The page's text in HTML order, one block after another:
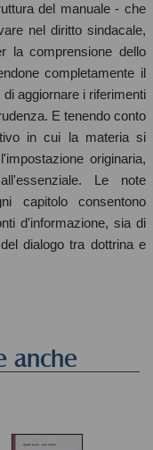
del manuale - che
nel diritto sindacale,
la comprensione dello
completamente il
aggiornare i riferimenti
E tenendo conto
in cui la materia si
originaria,
Le note
capitolo consentono
d'informazione, sia di
dialogo tra dottrina e
anche